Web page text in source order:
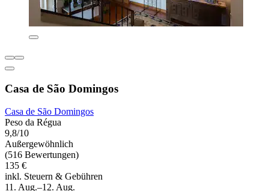
Casa de São Domingos
Casa de São Domingos
Peso da Régua
9,8/10
Außergewöhnlich
(516 Bewertungen)
135 €
inkl. Steuern & Gebühren
11. Aug.–12. Aug.